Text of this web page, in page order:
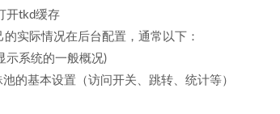
开tkd缓存
实际情况在后台配置，通常以下：
示系统的一般概况)
的基本设置（访问开关、跳转、统计等）